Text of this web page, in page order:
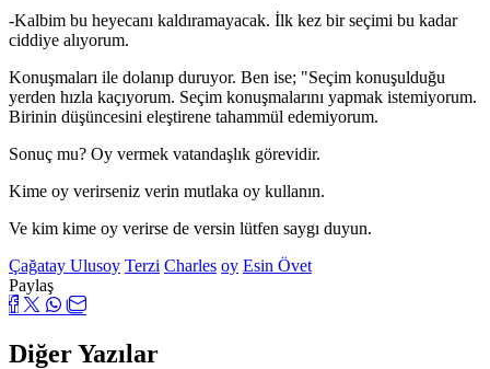
-Kalbim bu heyecanı kaldıramayacak. İlk kez bir seçimi bu kadar
ciddiye alıyorum.
Konuşmaları ile dolanıp duruyor. Ben ise; "Seçim konuşulduğu
yerden hızla kaçıyorum. Seçim konuşmalarını yapmak istemiyorum.
Birinin düşüncesini eleştirene tahammül edemiyorum.
Sonuç mu? Oy vermek vatandaşlık görevidir.
Kime oy verirseniz verin mutlaka oy kullanın.
Ve kim kime oy verirse de versin lütfen saygı duyun.
Çağatay Ulusoy Terzi Charles oy Esin Övet
Paylaş
Diğer Yazılar